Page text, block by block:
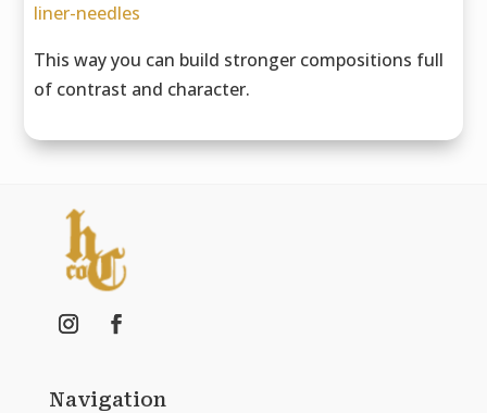
liner-needles
This way you can build stronger compositions full
of contrast and character.
Navigation